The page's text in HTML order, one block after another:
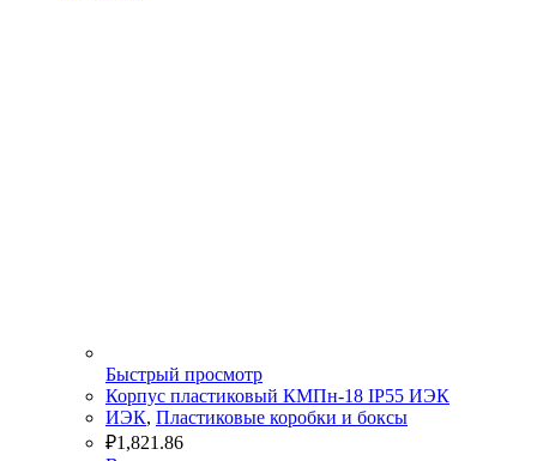
Быстрый просмотр
Корпус пластиковый КМПн-18 IP55 ИЭК
ИЭК, Пластиковые коробки и боксы
₽1,821.86